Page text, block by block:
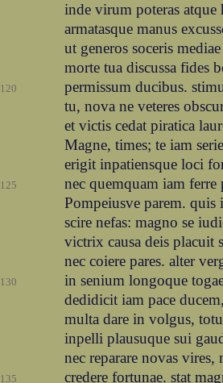
inde virum poteras atque
armatasque manus
ut generos soceris
morte tua discussa fides
120
permissum ducibus.
tu, nova ne veteres
et victis cedat piratica
Magne, times; te iam
erigit inpatiensque loci
125
nec quemquam iam ferre
Pompeiusve parem. quis
scire nefas: magno se
victrix causa deis placuit
nec coiere pares. alter
130
in senium longoque
dedidicit iam pace
multa dare in volgus,
inpelli plausuque sui
nec reparare novas
135 credere fortunae. stat